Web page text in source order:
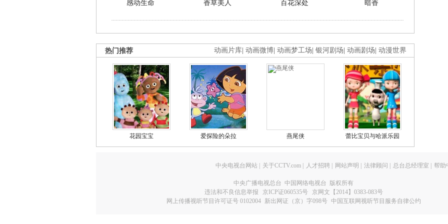
感动生命 香草美人 百花深处 暗香
动画片库 动画微博 动画梦工场 银河剧场 动画剧场 动漫世界
热门推荐
花园宝宝 爱探险的朵拉 燕尾侠 蕾比宝贝与哈派乐园
中央电视台网站 关于CCTV.com 人才招聘 网站声明 法律顾问 总台总经理室 帮助
中央广播电视总台 中国网络电视台 版权所有
违法和不良信息举报
京ICP证060535号
京网文【2014】0383-083号
网上传播视听节目许可证号 0102004 新出网证（京）字098号 中国互联网视听节目服务自律公约